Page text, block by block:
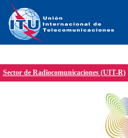
Sector de Radiocomunicaciones (UIT-R)